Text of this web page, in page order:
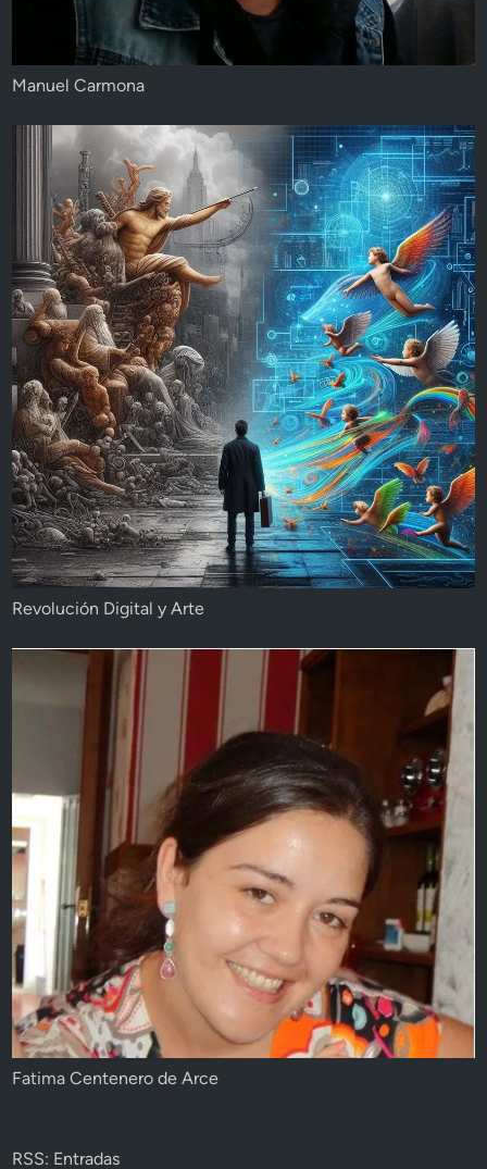
Manuel Carmona
Revolución Digital y Arte
Fatima Centenero de Arce
RSS: Entradas